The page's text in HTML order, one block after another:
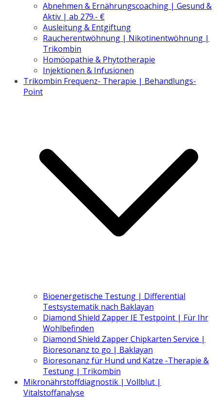
Abnehmen & Ernährungscoaching | Gesund &
Aktiv | ab 279.- €
Ausleitung & Entgiftung
Raucherentwöhnung | Nikotinentwöhnung |
Trikombin
Homöopathie & Phytotherapie
Injektionen & Infusionen
Trikombin Frequenz- Therapie | Behandlungs-
Point
Bioenergetische Testung | Differential
Testsystematik nach Baklayan
Diamond Shield Zapper IE Testpoint | Für Ihr
Wohlbefinden
Diamond Shield Zapper Chipkarten Service |
Bioresonanz to go | Baklayan
Bioresonanz für Hund und Katze -Therapie &
Testung | Trikombin
Mikronährstoffdiagnostik | Vollblut |
Vitalstoffanalyse